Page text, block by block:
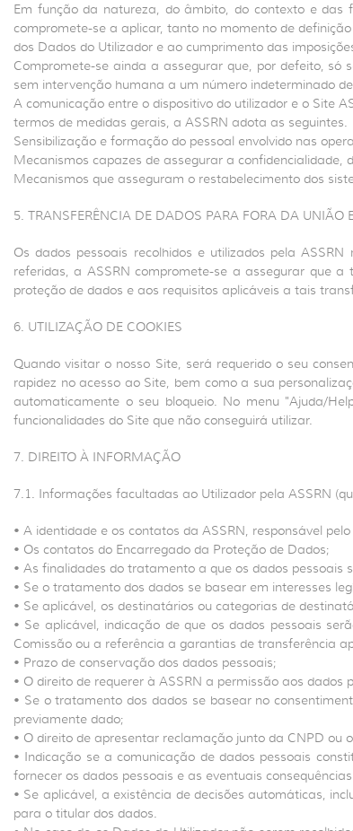
Em função da natureza, do âmbito, do contexto e das
compromete-se a aplicar, tanto no momento de
dos Dados do Utilizador e ao cumprimento das
Compromete-se ainda a assegurar que, por defeito,
sem intervenção humana a um número indeterminado
A comunicação entre o dispositivo do utilizador e o Site
termos de medidas gerais, a ASSRN adota as seguintes.
Sensibilização e formação do pessoal envolvido nas
Mecanismos capazes de assegurar a confidencialidade,
Mecanismos que asseguram o restabelecimento dos
5. TRANSFERÊNCIA DE DADOS PARA FORA DA UNIÃO
Os dados pessoais recolhidos e utilizados pela
referidas, a ASSRN compromete-se a assegurar que
proteção de dados e aos requisitos aplicáveis a tais
6. UTILIZAÇÃO DE COOKIES
Quando visitar o nosso Site, será requerido o seu
rapidez no acesso ao Site, bem como a sua
automaticamente o seu bloqueio. No menu "Ajuda/
funcionalidades do Site que não conseguirá utilizar.
7. DIREITO À INFORMAÇÃO
7.1. Informações facultadas ao Utilizador pela ASSRN
• A identidade e os contatos da ASSRN, responsável
• Os contatos do Encarregado da Proteção de Dados;
• As finalidades do tratamento a que os dados
• Se o tratamento dos dados se basear em interesses
• Se aplicável, os destinatários ou categorias de
• Se aplicável, indicação de que os dados pessoais
Comissão ou a referência a garantias de transferência
• Prazo de conservação dos dados pessoais;
• O direito de requerer à ASSRN a permissão aos
• Se o tratamento dos dados se basear no
previamente dado;
• O direito de apresentar reclamação junto da CNPD ou
• Indicação se a comunicação de dados pessoais
fornecer os dados pessoais e as eventuais
• Se aplicável, a existência de decisões automáticas,
para o titular dos dados.